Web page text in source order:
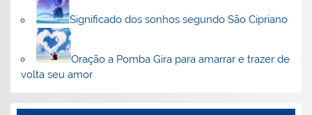
Significado dos sonhos segundo São Cipriano
Oração a Pomba Gira para amarrar e trazer de
volta seu amor